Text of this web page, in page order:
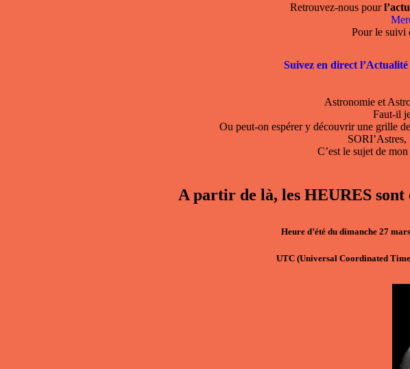
Retrouvez-nous pour
Pour le suivi
Suivez en direct
Astronomie et
Faut-il
Ou peut-on espérer y découvrir une grille
C’est le sujet de
A partir de là, les HEURES
Heure d’été du dimanche 27
UTC(Universal Coordinated